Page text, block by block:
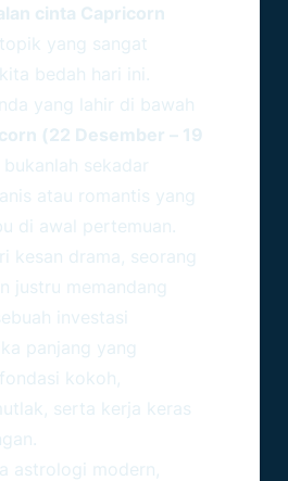
cinta Capricorn
yang sangat
bedah hari ini.
yang lahir di bawah
(22 Desember – 19
bukanlah sekadar
atau romantis yang
di awal pertemuan.
kesan drama, seorang
justru memandang
investasi
panjang yang
kokoh,
serta kerja keras
astrologi modern,